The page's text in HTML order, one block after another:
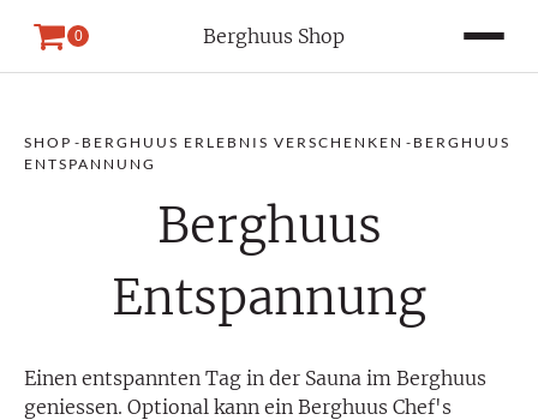
Berghuus Shop
0
SHOP - BERGHUUS ERLEBNIS VERSCHENKEN - BERGHUUS
ENTSPANNUNG
Berghuus
Entspannung
Einen entspannten Tag in der Sauna im Berghuus
geniessen. Optional kann ein Berghuus Chef's